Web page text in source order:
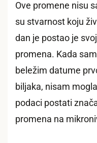
Ove promene nisu
su stvarnost koju
dan je postao je
promena. Kada
beležim datume
biljaka, nisam
podaci postati
promena na